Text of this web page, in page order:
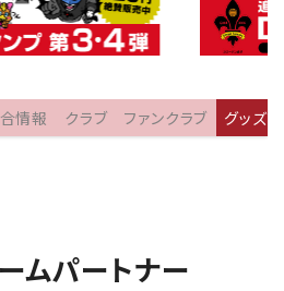
情報 クラブ ファンクラブ グッズ
ムパートナー